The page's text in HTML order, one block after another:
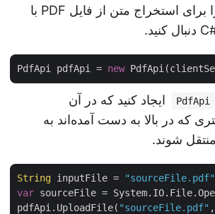
لطفاً مراحل زیر را برای استخراج متن از فایل PDF با
PdfApi pdfApi = new
PdfApi
ایجاد کنید که در آن
که در بالا به دست آمده‌اند به
شوند.
String inputFile =
var sourceFile =
pdfApi.UploadFile("sourceFile.pdf"